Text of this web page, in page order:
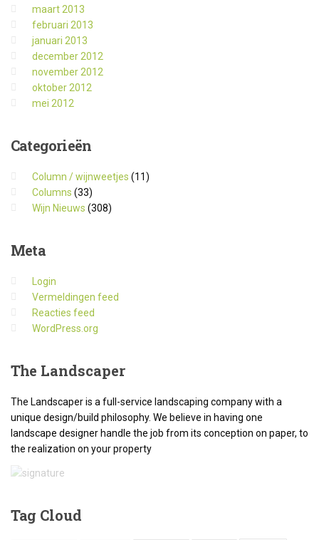
maart 2013
februari 2013
januari 2013
december 2012
november 2012
oktober 2012
mei 2012
Categorieën
Column / wijnweetjes (11)
Columns (33)
Wijn Nieuws (308)
Meta
Login
Vermeldingen feed
Reacties feed
WordPress.org
The Landscaper
The Landscaper is a full-service landscaping company with a
unique design/build philosophy. We believe in having one
landscape designer handle the job from its conception on paper, to
the realization on your property
Tag Cloud